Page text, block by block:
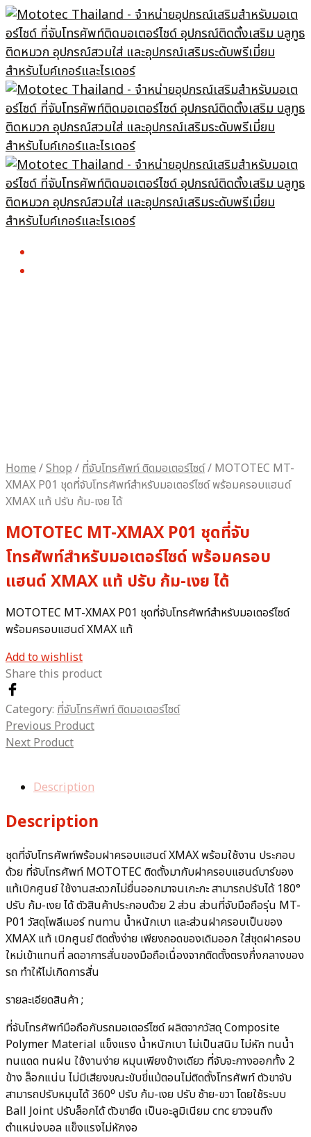
Home/Shop/ที่จับโทรศัพท์ ติดมอเตอร์ไซด์/ MOTOTEC MT-
XMAX P01 ชุดที่จับโทรศัพท์สำหรับมอเตอร์ไซด์ พร้อมครอบแฮนด์
XMAX แท้ ปรับ ก้ม-เงย ได้
MOTOTEC MT-XMAX P01 ชุดที่จับ
โทรศัพท์สำหรับมอเตอร์ไซด์ พร้อมครอบ
แฮนด์ XMAX แท้ ปรับ ก้ม-เงย ได้
MOTOTEC MT-XMAX P01 ชุดที่จับโทรศัพท์สำหรับมอเตอร์ไซด์
พร้อมครอบแฮนด์ XMAX แท้
Add to wishlist
Share this product
Category: ที่จับโทรศัพท์ ติดมอเตอร์ไซด์
Previous Product
Next Product
Description
Description
ชุดที่จับโทรศัพท์พร้อมฝาครอบแฮนด์ XMAX พร้อมใช้งาน ประกอบ
ด้วย ที่จับโทรศัพท์ MOTOTEC ติดตั้งมากับฝาครอบแฮนด์บาร์ของ
แท้เบิกศูนย์ ใช้งานสะดวกไม่ยื่นออกมาจนเกะกะ สามารถปรับได้ 180°
ปรับ ก้ม-เงย ได้ ตัวสินค้าประกอบด้วย 2 ส่วน ส่วนที่จับมือถือรุ่น MT-
P01 วัสดุโพลีเมอร์ ทนทาน น้ำหนักเบา และส่วนฝาครอบเป็นของ
XMAX แท้ เบิกศูนย์ ติดตั้งง่าย เพียงถอดของเดิมออก ใส่ชุดฝาครอบ
ใหม่เข้าแทนที่ ลดอาการสั่นของมือถือเนื่องจากติดตั้งตรงกึ่งกลางของ
รถ ทำให้ไม่เกิดการสั่น
รายละเอียดสินค้า ;
ที่จับโทรศัพท์มือถือกับรถมอเตอร์ไซด์ ผลิตจากวัสดุ Composite
Polymer Material แข็งแรง น้ำหนักเบา ไม่เป็นสนิม ไม่หัก ทนน้ำ
ทนแดด ทนฝน ใช้งานง่าย หมุนเพียงข้างเดียว ที่จับจะกางออกทั้ง 2
ข้าง ล็อกแน่น ไม่มีเสียงขณะขับขี่แม้ตอนไม่ติดตั้งโทรศัพท์ ตัวขาจับ
สามารถปรับหมุนได้ 360⁰ ปรับ ก้ม-เงย ปรับ ซ้าย-ขวา โดยใช้ระบบ
Ball Joint ปรับล็อกได้ ตัวขายึด เป็นอะลูมิเนียม cnc ยาวจนถึง
ตำแหน่งบอล แข็งแรงไม่หักงอ